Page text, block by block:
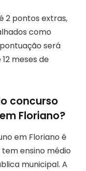
2 pontos extras,
como
será
meses de
concurso
Floriano?
em Floriano é
ensino médio
municipal. A